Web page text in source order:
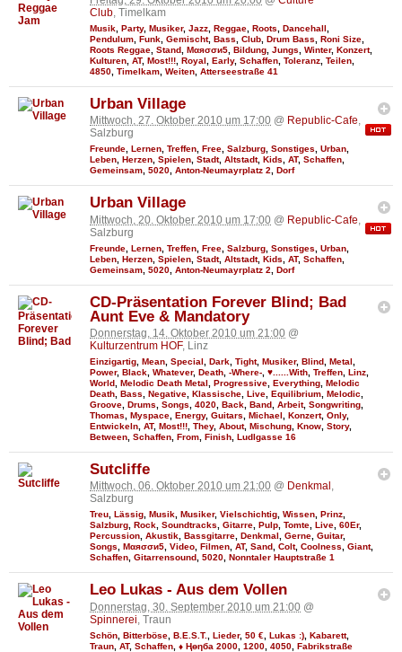
Club, Timelkam
Musik Party, Musiker, Jazz Reggae Roots Dancehall
Pendulum Funk Gemischt, Bass Club Drum Bass Roni Size
Roots Reggae Stand Мαяσσи5 Bildung Jungs Winter, Konzert,
Kulturen AT, Most!!! Royal Early, Schaffen Toleranz Teilen
4850 Timelkam Weiten Atterseestraße 41
Urban Village
Mittwoch, 27. Oktober 2010 um 17:00 @ Republic-Cafe,
Salzburg
Freunde, Lernen, Treffen, Free, Salzburg, Sonstiges, Urban,
Leben, Herzen, Spielen, Stadt, Altstadt, Kids, AT, Schaffen,
Gemeinsam, 5020, Anton-Neumayrplatz 2, Dorf
Urban Village
Mittwoch, 20. Oktober 2010 um 17:00 @ Republic-Cafe
Salzburg
Freunde Lernen Treffen Free Salzburg Sonstiges Urban
Leben Herzen Spielen Stadt, Altstadt, Kids AT, Schaffen
Gemeinsam 5020 Anton-Neumayrplatz 2 Dorf
CD-Präsentation Forever Blind; Bad
Aunt Eve & Mandatory
Donnerstag, 14. Oktober 2010 um 21:00 @
Kulturzentrum HOF, Linz
Einzigartig Mean Special Dark Tight, Musiker, Blind Metal
Power, Black Whatever, Death -Where- ♥......With Treffen Linz
World Melodic Death Metal Progressive Everything Melodic
Death Bass Negative Klassische Live Equilibrium Melodic
Groove Drums Songs 4020 Back Band Arbeit, Songwriting
Thomas
Myspace Energy, Guitars Michael Konzert, Only,
Entwickeln AT, Most!!! They, About, Mischung Know Story,
Between Schaffen From Finish Ludlgasse 16
Sutcliffe
Mittwoch, 06. Oktober 2010 um 21:00 @ Denkmal ,
Salzburg
Treu, Lässig, Musik, Musiker, Vielschichtig, Wissen, Prinz,
Salzburg, Rock, Soundtracks, Gitarre, Pulp, Tomte, Live, 60Er,
Percussion, Akustik, Bassgitarre, Denkmal, Gerne, Guitar,
Songs, Мαяσσи5, Video, Filmen, AT, Sand, Colt, Coolness, Giant,
Schaffen, Gitarrensound, 5020, Nonntaler Hauptstraße 1
Leo Lukas - Aus dem Vollen
Donnerstag, 30. September 2010 um 21:00 @
Spinnerei , Traun
Schön Bitterböse B.E.S.T. Lieder, 50 € Lukas :) Kabarett,
Traun AT, Schaffen ♦ Ңөηба 2000 1200 4050 Fabrikstraße